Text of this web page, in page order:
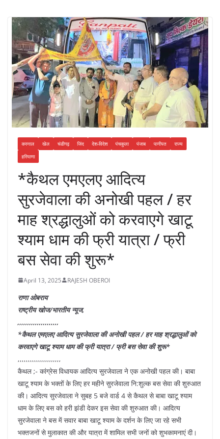
करनाल खेल चंडीगढ़ जिंद देश-विदेश पंचकुला पंजाब पानीपत
राज्य
हरियाणा
*कैथल एमएलए आदित्य
सुरजेवाला की अनोखी पहल / हर
माह श्रद्धालुओं को करवाएगे खाटू
श्याम धाम की फ्री यात्रा / फ्री
बस सेवा की शुरू*
April 13, 2025 RAJESH OBEROI
राणा ओबराय
राष्ट्रीय खोज/भारतीय न्यूज,
,,,,,,,,,,,,,,,,,,,,,
*कैथल एमएलए आदित्य सुरजेवाला की अनोखी पहल / हर माह श्रद्धालुओं को
करवाएगे खाटू श्याम धाम की फ्री यात्रा / फ्री बस सेवा की शुरू*
,,,,,,,,,,,,,,,,,,,,,,
कैथल ;- कांग्रेस विधायक आदित्य सुरजेवाला ने एक अनोखी पहल की। बाबा
खाटू श्याम के भक्तों के लिए हर महीने सुरजेवाला नि:शुल्क बस सेवा की शुरुआत
की। आदित्य सुरजेवाला ने सुबह 5 बजे वार्ड 4 से कैथल से बाबा खाटू श्याम
धाम के लिए बस को हरी झंडी देकर इस सेवा की शुरुआत की। आदित्य
सुरजेवाला ने बस में सवार बाबा खाटू श्याम के दर्शन के लिए जा रहे सभी
भक्तजनों से मुलाकात की और यात्रा में शामिल सभी जनों को शुभकामनाएं दी।